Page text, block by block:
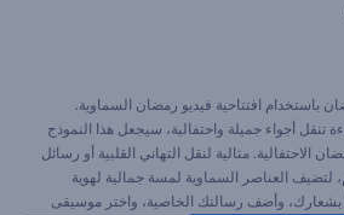
باستخدام افتتاحية فيديو رمضان السماوية.
أجواء جميلة واحتفالية، سيجعل هذا النموذج
مثالية لنقل التهاني القلبية أو رسائل
لتضيف العناصر السماوية لمسة جمالية لهوية
بشعارك، وأضف رسالتك الخاصية، واختر موسيقى